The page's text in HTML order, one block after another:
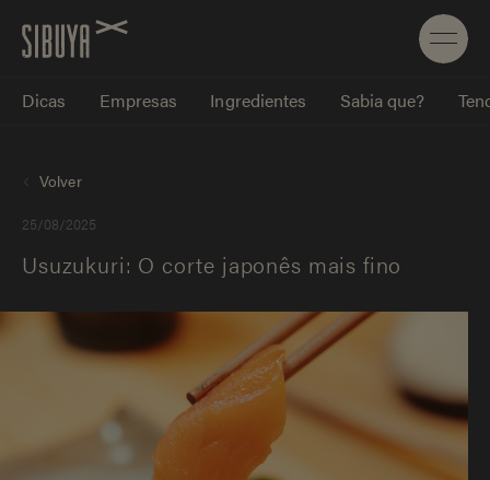
Dicas Empresas Ingredientes Sabia que?
25/08/2025
Volver
Usuzukuri: O corte japonês mais fino